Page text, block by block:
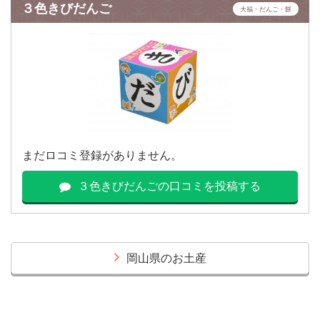
３色きびだんご 大福・だんご・餅
まだロコミ登録がありません。
３色きびだんごの口コミを投稿する
岡山県のお土産